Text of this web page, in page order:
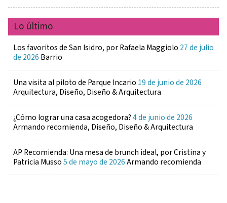
Lo último
Los favoritos de San Isidro, por Rafaela Maggiolo 27 de julio
de 2026 Barrio
Una visita al piloto de Parque Incario 19 de junio de 2026
Arquitectura, Diseño, Diseño & Arquitectura
¿Cómo lograr una casa acogedora?4 de junio de 2026
Armando recomienda, Diseño, Diseño & Arquitectura
AP Recomienda: Una mesa de brunch ideal, por Cristina y
Patricia Musso5 de mayo de 2026Armando recomienda